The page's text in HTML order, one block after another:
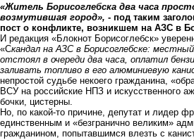
«Житель Борисоглебска два часа
возмутившая город», - под таким
пост о конфликте, возникшем на АЗС в
И редакция «Блокнот Борисоглебск»
«Скандал на АЗС в Борисоглебске:
отстоял в очереди два часа, оплатил
заливать топливо в его алюминиевую
непростой судьбе некоего гражданина,
ВСУ на российские НПЗ и искусственного
бочки, цистерны.
Но, по какой-то причине, депутат и лидер
единственным и «безгранично великим»
гражданином, попытавшимся влезть с